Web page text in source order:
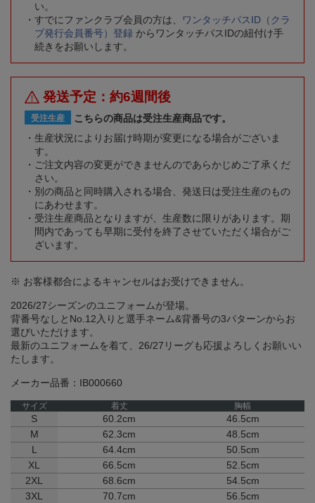
い。
すでにファンクラブ会員の方は、
ワンタッチパスID（クラ
ブ発行会員番号）登録 からワンタッチパスIDの紐付け手
続きをお願いします。
発送予定：約6週間後
受注生産
こちらの商品は受注生産商品です。
生産状況によりお届け時期が変更になる場合がございま
す。
ご注文内容の変更ができませんのであらかじめご了承くだ
さい。
別の商品と同時購入される場合、発送日は受注生産のもの
にあわせます。
受注生産商品となりますが、生産数に限りがあります。期
間内であっても早期に受付を終了させていただく場合がご
ざいます。
※ お客様都合によるキャンセルはお受けできません。
2026/27シーズンのユニフォームが登場。
背番号なしとNo.12入りと選手ネーム&背番号の3パターンからお
選びいただけます。
最新のユニフォームを着て、26/27リーグも応援よろしくお願いい
たします。
メーカー品番：IB000660
サイズ 着丈 胸幅
S 60.2cm
46.5cm
M
62.3cm
48.5cm
L
64.4cm
50.5cm
XL
66.5cm
52.5cm
2XL
68.6cm
54.5cm
3XL
70.7cm
56.5cm